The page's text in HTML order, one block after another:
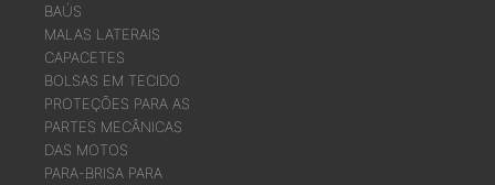
BAÚS
MALAS LATERAIS
CAPACETES
BOLSAS EM TECIDO
PROTEÇÕES PARA AS
PARTES MECÂNICAS
DAS MOTOS
PARA-BRISA PARA